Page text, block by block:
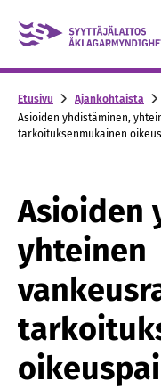
Skip to content -
Etusivu Ajankohtaista
Asioiden yhdistäminen,
tarkoituksenmukainen
Asioiden
yhteinen